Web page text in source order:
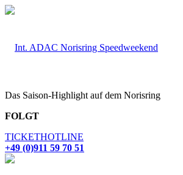
Das Saison-Highlight auf dem Norisring
FOLGT
TICKETHOTLINE
+49 (0)911 59 70 51